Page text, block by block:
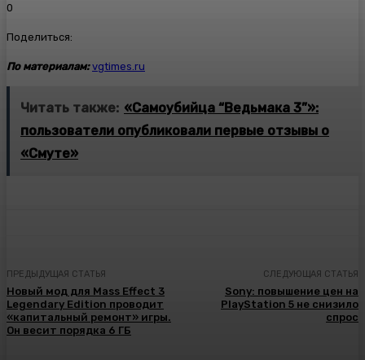
0
Поделиться:
По материалам: vgtimes.ru
Читать также: «Самоубийца “Ведьмака 3”»:
пользователи опубликовали первые отзывы о
«Смуте»
ПРЕДЫДУЩАЯ СТАТЬЯ
Новый мод для Mass Effect 3
Legendary Edition проводит
«капитальный ремонт» игры.
Он весит порядка 6 ГБ
СЛЕДУЮЩАЯ СТАТЬЯ
Sony: повышение цен на
PlayStation 5 не снизило
спрос